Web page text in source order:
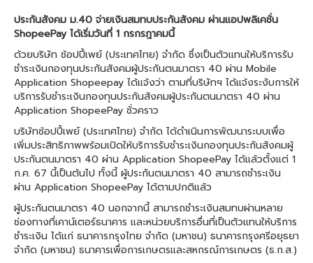
ประกันสังคม ม.40 จ่ายเงินสมทบประกันสังคม ผ่านแอปพลิเคชั่น
ShopeePay ได้เริ่มวันที่ 1 กรกรฎาคมนี้
ด้วยบริษัท ช้อปปี้เพย์ (ประเทศไทย) จำกัด ซึ่งเป็นตัวแทนให้บริการรับ
ชำระเงินกองทุนประกันสังคมผู้ประกันตนมาตรา 40 ผ่าน Mobile
Application Shopeepay ได้แจ้งว่า ตามที่บริษัทฯ ได้แจ้งระงับการให้
บริการรับชำระเงินกองทุนประกันสังคมผู้ประกันตนมาตรา 40 ผ่าน
Application ShopeePay ชั่วคราว
บริษัทช้อปปี้เพย์ (ประเทศไทย) จำกัด ได้ดำเนินการพัฒนาระบบเพื่อ
เพิ่มประสิทธิภาพพร้อมเปิดให้บริการรับชำระเงินกองทุนประกันสังคมผู้
ประกันตนมาตรา 40 ผ่าน Application ShopeePay ได้แล้วตั้งแต่ 1
ก.ค. 67 นี้เป็นต้นไป ทั้งนี้ ผู้ประกันตนมาตรา 40 สามารถชำระเงิน
ผ่าน Application ShopeePay ได้ตามปกติแล้ว
ผู้ประกันตนมาตรา 40 นอกจากนี้ สามารถชำระเงินสมทบผ่านหลาย
ช่องทางที่เคาน์เตอร์ธนาคาร และหน่วยบริการอื่นที่เป็นตัวแทนให้บริการ
ชำระเงิน ได้แก่ ธนาคารกรุงไทย จำกัด (มหาชน) ธนาคารกรุงศรีอยุธยา
จำกัด (มหาชน) ธนาคารเพื่อการเกษตรและสหกรณ์การเกษตร (ธ.ก.ส.)